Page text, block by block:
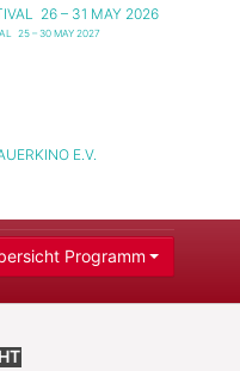
26 – 31 MAY 2026
25 – 30 MAY 2027
E.V.
Programm